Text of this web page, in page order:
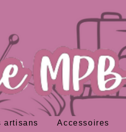
artisans Accessoires